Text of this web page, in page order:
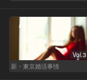
Vol.3
新・東京婚活事情